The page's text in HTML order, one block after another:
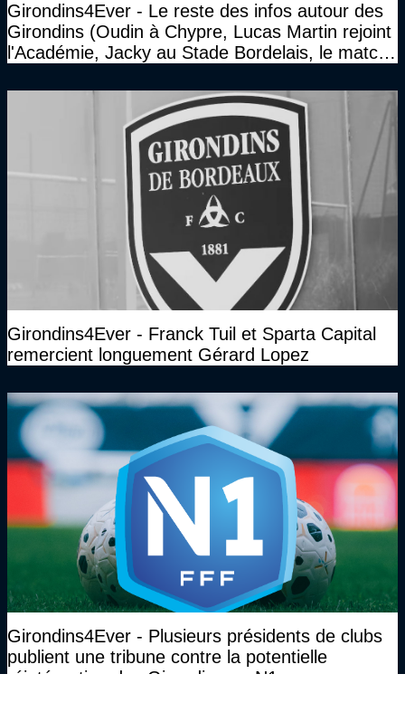
Girondins4Ever - Le reste des infos autour des
Girondins (Oudin à Chypre, Lucas Martin rejoint
l'Académie, Jacky au Stade Bordelais, le match
Girondins4Ever - Franck Tuil et Sparta Capital
remercient longuement Gérard Lopez
Girondins4Ever - Plusieurs présidents de clubs
publient une tribune contre la potentielle
réintégration des Girondins en N1